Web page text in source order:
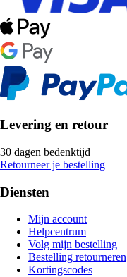
Levering en retour
30 dagen bedenktijd
Retourneer je bestelling
Diensten
Mijn account
Helpcentrum
Volg mijn bestelling
Bestelling retourneren
Kortingscodes